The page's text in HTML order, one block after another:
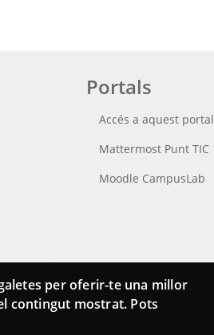
Portals
Accés a aquest portal
Mattermost Punt TIC
Moodle CampusLab
per oferir-te una millor
contingut mostrat. Pots